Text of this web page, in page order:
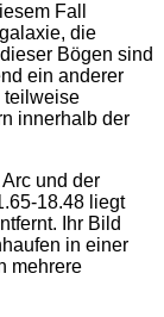
Fall
die
Bögen sind
ein anderer
teilweise
innerhalb der
und der
18.48 liegt
Ihr Bild
in einer
mehrere